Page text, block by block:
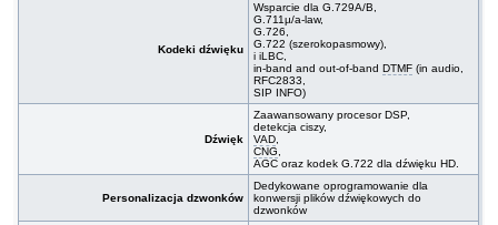
Kodeki dźwięku
Wsparcie dla G.729A/B,
G.711µ/a-law,
G.726,
G.722 (szerokopasmowy),
i iLBC,
in-band and out-of-bandDTMF (in audio,
RFC2833,
SIP INFO)
Dźwięk
Zaawansowany procesor DSP,
detekcja ciszy,
VAD,
CNG,
AGC oraz kodek G.722 dla dźwięku HD.
Personalizacja dzwonków
Dedykowane oprogramowanie dla
konwersji plików dźwiękowych do
dzwonków